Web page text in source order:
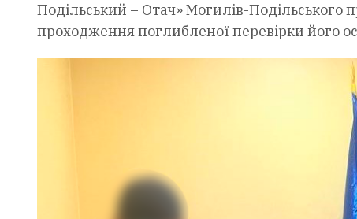
Подільський – Отач» Могилів-Подільського
проходження поглибленої перевірки його